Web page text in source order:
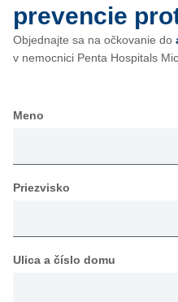
prevencie
Objednajte sa na očkovanie do
v nemocnici Penta Hospitals
Meno
Priezvisko
Ulica a číslo domu